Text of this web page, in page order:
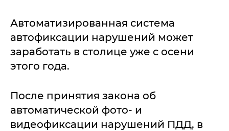
Автоматизированная система
автофиксации нарушений может
заработать в столице уже с осени
этого года.
После принятия закона об
автоматической фото- и
видеофиксации нарушений ПДД, в